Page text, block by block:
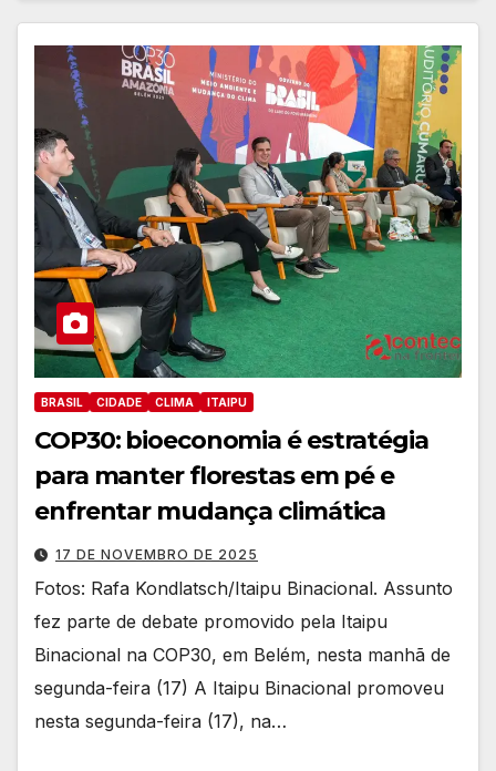
BRASIL CIDADE CLIMA ITAIPU
COP30: bioeconomia é estratégia
para manter florestas em pé e
enfrentar mudança climática
17 DE NOVEMBRO DE 2025
Fotos: Rafa Kondlatsch/Itaipu Binacional. Assunto
fez parte de debate promovido pela Itaipu
Binacional na COP30, em Belém, nesta manhã de
segunda-feira (17) A Itaipu Binacional promoveu
nesta segunda-feira (17), na…